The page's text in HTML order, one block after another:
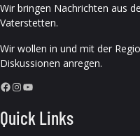
Wir bringen Nachrichten aus
Vaterstetten.
Wir wollen in und mit der
Diskussionen anregen.
Facebook InstagramYouTube
Quick Links